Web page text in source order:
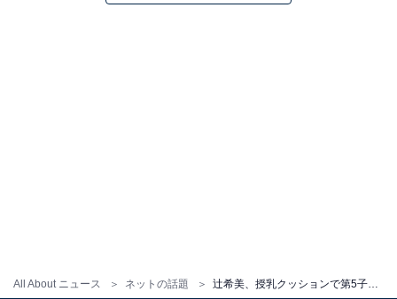
All About ニュース ネットの話題